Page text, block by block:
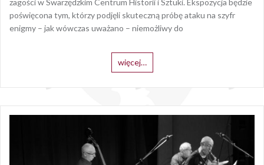
zagości w Swarzędzkim Centrum Historii i Sztuki. Ekspozycja będzie
poświęcona tym, którzy podjęli skuteczną próbę ataku na szyfr
enigmy – jak wówczas uważano – niemożliwy do
więcej…